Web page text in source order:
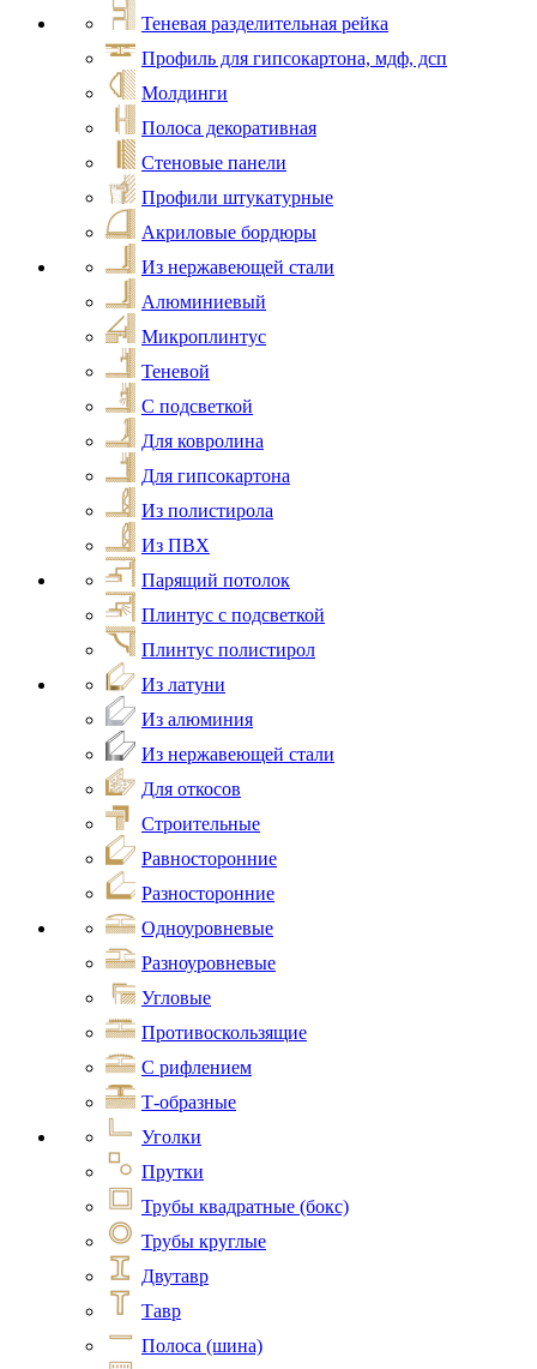
Теневая разделительная рейка
Профиль для гипсокартона, мдф, дсп
Молдинги
Полоса декоративная
Стеновые панели
Профили штукатурные
Акриловые бордюры
Из нержавеющей стали
Алюминиевый
Микроплинтус
Теневой
С подсветкой
Для ковролина
Для гипсокартона
Из полистирола
Из ПВХ
Парящий потолок
Плинтус с подсветкой
Плинтус полистирол
Из латуни
Из алюминия
Из нержавеющей стали
Для откосов
Строительные
Равносторонние
Разносторонние
Одноуровневые
Разноуровневые
Угловые
Противоскользящие
С рифлением
Т-образные
Уголки
Прутки
Трубы квадратные (бокс)
Трубы круглые
Двутавр
Тавр
Полоса (шина)